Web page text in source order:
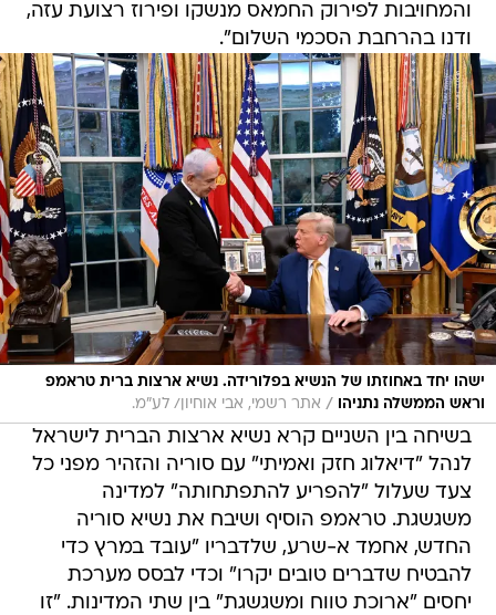
והמחויבות לפירוק החמאס מנשקו ופירוז רצועת עזה,
ודנו בהרחבת הסכמי השלום".
ישהו יחד באחוזתו של הנשיא בפלורידה. נשיא ארצות ברית טראמפ
וראש הממשלה נתניהו
/ אתר רשמי, אבי אוחיון/ לע״מ.
בשיחה בין השניים קרא נשיא ארצות הברית לישראל
לנהל "דיאלוג חזק ואמיתי" עם סוריה והזהיר מפני כל
צעד שעלול "להפריע להתפתחותה" למדינה
משגשגת. טראמפ הוסיף ושיבח את נשיא סוריה
החדש, אחמד א-שרע, שלדבריו "עובד במרץ כדי
להבטיח שדברים טובים יקרו" וכדי לבסס מערכת
יחסים "ארוכת טווח ומשגשגת" בין שתי המדינות. "זו